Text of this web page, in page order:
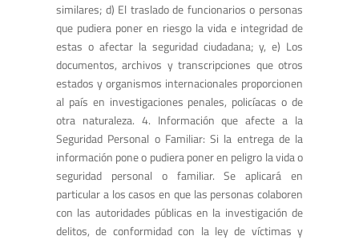
similares; d) El traslado de funcionarios o personas
que pudiera poner en riesgo la vida e integridad de
estas o afectar la seguridad ciudadana; y, e) Los
documentos, archivos y transcripciones que otros
estados y organismos internacionales proporcionen
al país en investigaciones penales, policíacas o de
otra naturaleza. 4. Información que afecte a la
Seguridad Personal o Familiar: Si la entrega de la
información pone o pudiera poner en peligro la vida o
seguridad personal o familiar. Se aplicará en
particular a los casos en que las personas colaboren
con las autoridades públicas en la investigación de
delitos, de conformidad con la ley de víctimas y